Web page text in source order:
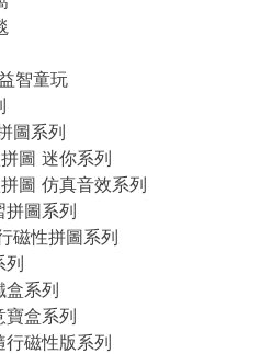
智童玩
圖系列
圖 迷你系列
圖 仿真音效系列
拼圖系列
磁性拼圖系列
列
盒系列
寶盒系列
磁性版系列